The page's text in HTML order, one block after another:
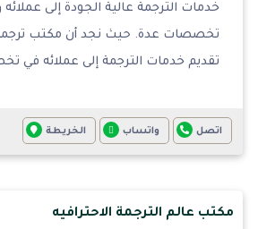
خدمات الترجمة عالية الجودة إلى
تخصصات عدة. حيث نجد أن مكتب
تقديم خدمات الترجمة إلى عملائه في
اتصل واتساب الخريطة
مكتب عالم الترجمة الاحترافيه